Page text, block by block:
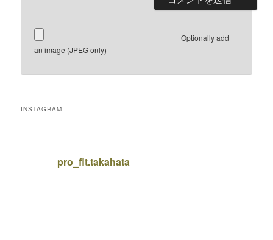
Optionally add
an image (JPEG only)
INSTAGRAM
pro_fit.takahata